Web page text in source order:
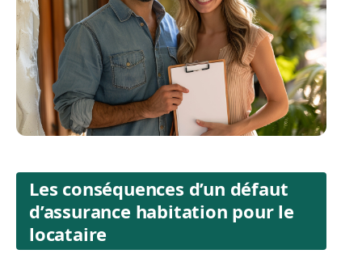
Les conséquences d’un défaut
d’assurance habitation pour le
locataire